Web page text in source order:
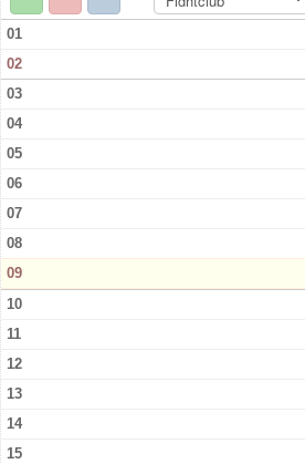
Dokument
Kontakt
01
02
03
04
05
06
07
08
09
10
11
12
13
14
15